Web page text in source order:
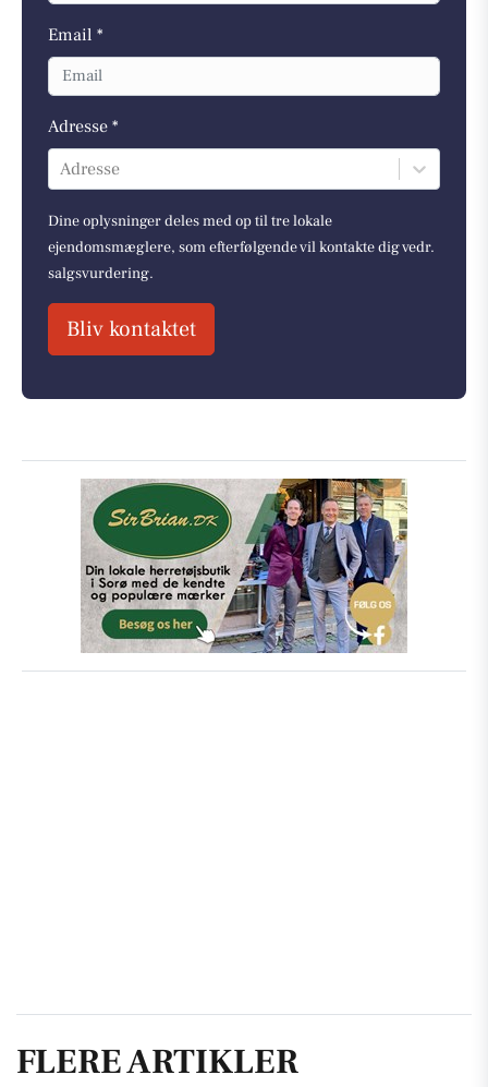
Email *
Adresse *
Adresse
Dine oplysninger deles med op til tre lokale
ejendomsmæglere, som efterfølgende vil kontakte dig vedr.
salgsvurdering.
Bliv kontaktet
FLERE ARTIKLER